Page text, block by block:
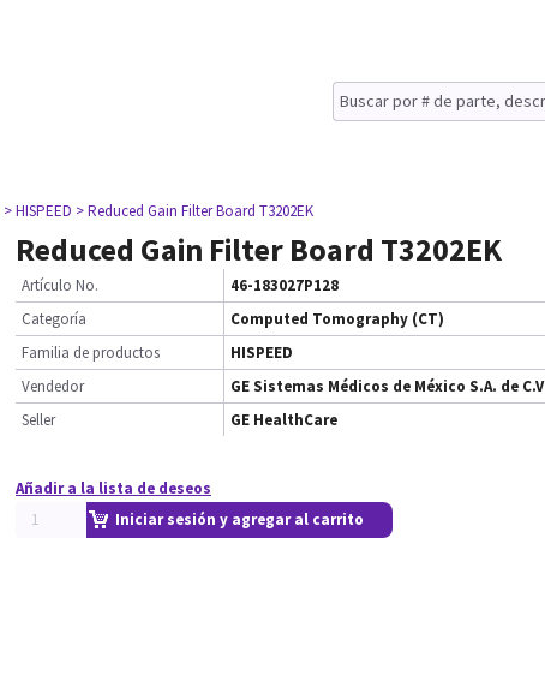
> HISPEED > Reduced Gain Filter Board T3202EK
Reduced Gain Filter Board T3202EK
Artículo No.
46-183027P128
Categoría
Computed Tomography (CT)
Familia de productos
HISPEED
Vendedor
GE Sistemas Médicos de México S.A. de C.V
Seller
GE HealthCare
Añadir a la lista de deseos
Iniciar sesión y agregar al carrito